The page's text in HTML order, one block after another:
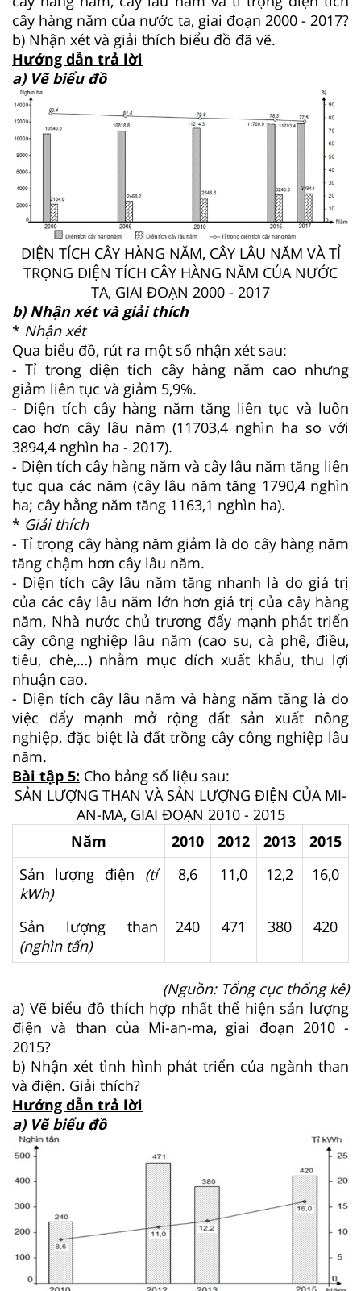
cây hàng năm của nước ta, giai đoạn 2000 - 2017?
b) Nhận xét và giải thích biểu đồ đã vẽ.
Hướng dẫn trả lời
a) Vẽ biểu đồ
DIỆN TÍCH CÂY HÀNG NĂM, CÂY LÂU NĂM VÀ TỈ
TRỌNG DIỆN TÍCH CÂY HÀNG NĂM CỦA NƯỚC
TA, GIAI ĐOẠN 2000 - 2017
b) Nhận xét và giải thích
* Nhận xét
Qua biểu đồ, rút ra một số nhận xét sau:
- Tỉ trọng diện tích cây hàng năm cao nhưng
giảm liên tục và giảm 5,9%.
- Diện tích cây hàng năm tăng liên tục và luôn
cao hơn cây lâu năm (11703,4 nghìn ha so với
3894,4 nghìn ha - 2017).
- Diện tích cây hàng năm và cây lâu năm tăng liên
tục qua các năm (cây lâu năm tăng 1790,4 nghìn
ha; cây hằng năm tăng 1163,1 nghìn ha).
* Giải thích
- Tỉ trọng cây hàng năm giảm là do cây hàng năm
tăng chậm hơn cây lâu năm.
- Diện tích cây lâu năm tăng nhanh là do giá trị
của các cây lâu năm lớn hơn giá trị của cây hàng
năm, Nhà nước chủ trương đẩy mạnh phát triển
cây công nghiệp lâu năm (cao su, cà phê, điều,
tiêu, chè,…) nhằm mục đích xuất khẩu, thu lợi
nhuận cao.
- Diện tích cây lâu năm và hàng năm tăng là do
việc đẩy mạnh mở rộng đất sản xuất nông
nghiệp, đặc biệt là đất trồng cây công nghiệp lâu
năm.
Bài tập 5: Cho bảng số liệu sau:
SẢN LƯỢNG THAN VÀ SẢN LƯỢNG ĐIỆN CỦA MI-
AN-MA, GIAI ĐOẠN 2010 - 2015
Năm
2010 2012 2013
2015
Sản lượng điện (tỉ
kWh)
8,6 11,0 12,2 16,0
Sản lượng than
(nghìn tấn)
240 471 380 420
(Nguồn: Tổng cục thống kê)
a) Vẽ biểu đồ thích hợp nhất thể hiện sản lượng
điện và than của Mi-an-ma, giai đoạn 2010 -
2015?
b) Nhận xét tình hình phát triển của ngành than
và điện. Giải thích?
Hướng dẫn trả lời
a) Vẽ biểu đồ